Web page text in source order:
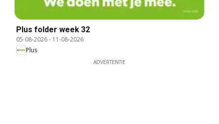
Plus folder week 32
05-08-2026- 11-08-2026
Plus
ADVERTENTIE